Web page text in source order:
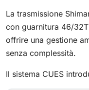
La trasmissione
con guarnitura 46/
offrire una gestione
senza complessità.
Il sistema CUES